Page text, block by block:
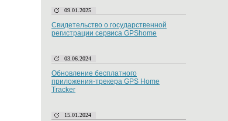
09.01.2025
Свидетельство о государственной
регистрации сервиса GPShome
03.06.2024
Обновление бесплатного
приложения-трекера GPS Home
Tracker
15.01.2024